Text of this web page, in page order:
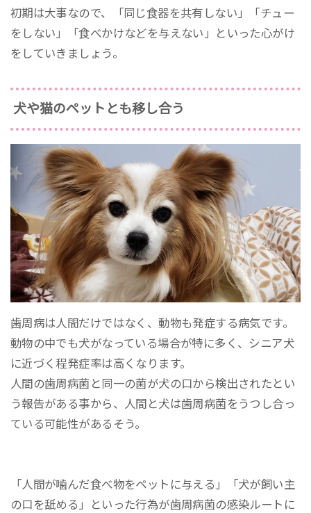
初期は大事なので、「同じ食器を共有しない」「チュー
をしない」「食べかけなどを与えない」といった心がけ
をしていきましょう。
犬や猫のペットとも移し合う
歯周病は人間だけではなく、動物も発症する病気です。
動物の中でも犬がなっている場合が特に多く、シニア犬
に近づく程発症率は高くなります。
人間の歯周病菌と同一の菌が犬の口から検出されたとい
う報告がある事から、人間と犬は歯周病菌をうつし合っ
ている可能性があるそう。
「人間が噛んだ食べ物をペットに与える」「犬が飼い主
の口を舐める」といった行為が歯周病菌の感染ルートに